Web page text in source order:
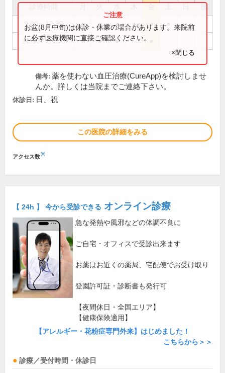
祝
9:00～12:30 ● ● ● ● ●
15:30～18:00 ● ● ●
お盆(8月中旬)は休診・休業の場合があります。来院前
に必ず医療機関に直接ご確認ください。
×閉じる
備考: 薬を使わない血圧治療(CureApp)を検討しませ
んか。詳しくは当院までご連絡下さい。
休診日: 日、祝
この医院の詳細をみる
アクセス数※
【 24h 】 今から受診できる オンライン診療
急な発熱や風邪などの体調不良に
ご自宅・オフィスで受診出来ます
お薬はお近くの薬局、宅配便でお受け取り
登園許可証・診断書も発行可
【夜間休日・全国エリア】
【健康保険適用】
【アレルギー・花粉症専門外来】はじめました！
こちらから＞＞
診療／受付時間・休診日